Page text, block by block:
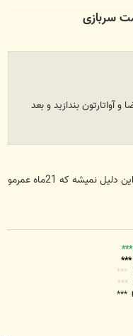
و آواتارتون بندازید و بعد
اره من واسه وطن و رهبر جان هم میدهم ولی این دلیل نمیشه که 21ماه عمرمو
***
***
***
***